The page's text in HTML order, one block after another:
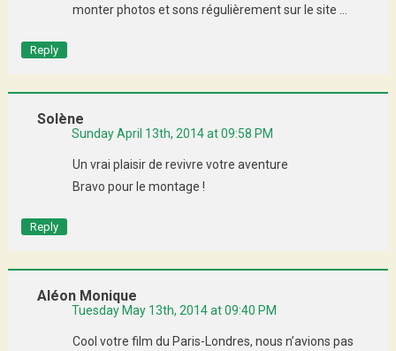
monter photos et sons régulièrement sur le site …
Reply
Solène
Sunday April 13th, 2014 at 09:58 PM
Un vrai plaisir de revivre votre aventure
Bravo pour le montage !
Reply
Aléon Monique
Tuesday May 13th, 2014 at 09:40 PM
Cool votre film du Paris-Londres, nous n’avions pas